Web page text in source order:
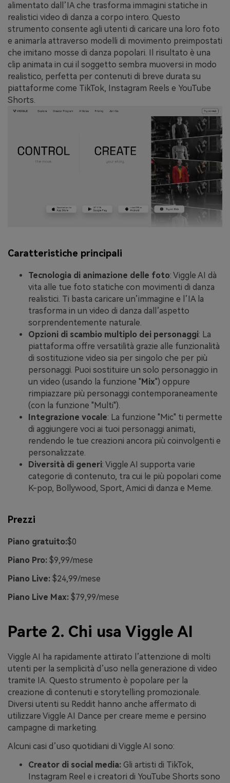
alimentato dall’IA che trasforma immagini statiche in
realistici video di danza a corpo intero. Questo
strumento consente agli utenti di caricare una loro foto
e animarla attraverso modelli di movimento preimpostati
che imitano mosse di danza popolari. Il risultato è una
clip animata in cui il soggetto sembra muoversi in modo
realistico, perfetta per contenuti di breve durata su
piattaforme come TikTok, Instagram Reels e YouTube
Shorts.
Caratteristiche principali
Tecnologia di animazione delle foto: Viggle AI dà
vita alle tue foto statiche con movimenti di danza
realistici. Ti basta caricare un’immagine e l’IA la
trasforma in un video di danza dall’aspetto
sorprendentemente naturale.
Opzioni di scambio multiplo dei personaggi: La
piattaforma offre versatilità grazie alle funzionalità
di sostituzione video sia per singolo che per più
personaggi. Puoi sostituire un solo personaggio in
un video (usando la funzione "Mix") oppure
rimpiazzare più personaggi contemporaneamente
(con la funzione "Multi").
Integrazione vocale: La funzione "Mic" ti permette
di aggiungere voci ai tuoi personaggi animati,
rendendo le tue creazioni ancora più coinvolgenti e
personalizzate.
Diversità di generi: Viggle AI supporta varie
categorie di contenuto, tra cui le più popolari come
K-pop, Bollywood, Sport, Amici di danza e Meme.
Prezzi
Piano gratuito:$0
Piano Pro: $9,99/mese
Piano Live: $24,99/mese
Piano Live Max: $79,99/mese
Parte 2. Chi usa Viggle AI
Viggle AI ha rapidamente attirato l’attenzione di molti
utenti per la semplicità d’uso nella generazione di video
tramite IA. Questo strumento è popolare per la
creazione di contenuti e storytelling promozionale.
Diversi utenti su Reddit hanno anche affermato di
utilizzare Viggle AI Dance per creare meme e persino
campagne di marketing.
Alcuni casi d’uso quotidiani di Viggle AI sono:
Creator di social media: Gli artisti di TikTok,
Instagram Reel e i creatori di YouTube Shorts sono